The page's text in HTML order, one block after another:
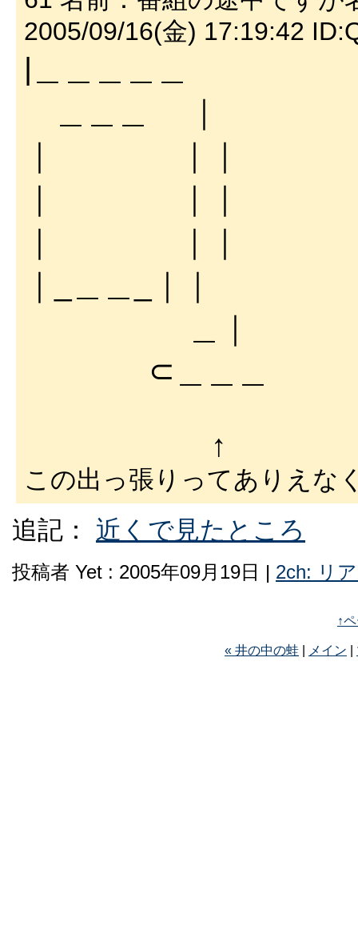
2005/09/16(金) 17:19:42
|＿＿＿＿＿
＿＿＿ ｜
｜ ｜｜
｜ ｜｜
｜ ｜｜
｜_＿＿_｜｜
＿｜
⊂＿＿＿
↑
この出っ張りってありえな
追記： 近くで見たところ
投稿者 Yet : 2005年09月19日 | 2ch: リ
↑
« 井の中の蛙 メイン